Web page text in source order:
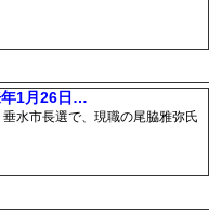
年1月26日…
水市長選で、現職の尾脇雅弥氏